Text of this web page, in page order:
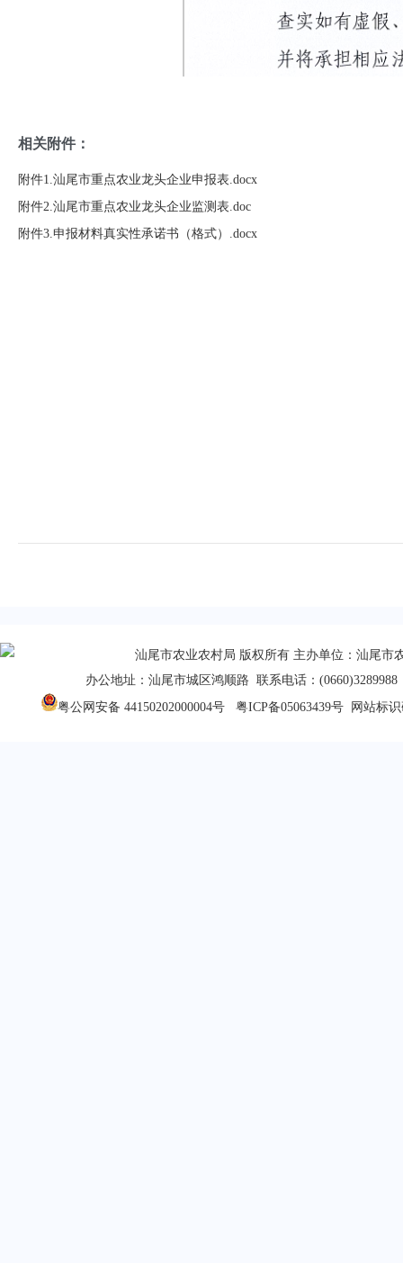
相关附件：
附件1.汕尾市重点农业龙头企业申报表.docx
附件2.汕尾市重点农业龙头企业监测表.doc
附件3.申报材料真实性承诺书（格式）.docx
汕尾市农业农村局 版权所有 主办单位：汕尾市
办公地址：汕尾市城区鸿顺路 联系电话：(0660)3289988
粤公网安备 44150202000004号
粤ICP备05063439号网站标识